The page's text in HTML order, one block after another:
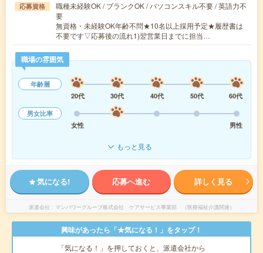
応募資格
職種未経験OK / ブランクOK / パソコンスキル不要 / 英語力不
要
無資格・未経験OK年齢不問★10名以上採用予定★履歴書は
不要です▽応募後の流れ1)翌営業日までに担当…
職場の雰囲気
年齢層
20代
30代 40代 50代
60代
男女比率
女性
男性
もっと見る
気になる! 応募へ進む 詳しく見る
派遣会社 マンパワーグループ株式会社 ケアサービス事業部 （医療福祉介護関連）
興味があったら「★気になる！」をタップ！
「気になる！」を押しておくと、派遣会社から